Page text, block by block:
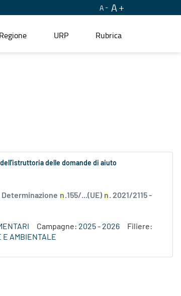
A A
URP Rubrica
delle domande di aiuto
Determinazione n.155/...(UE) n. 2021/2115 -
Campagne: 2025 - 2026
Filiere:
E AMBIENTALE